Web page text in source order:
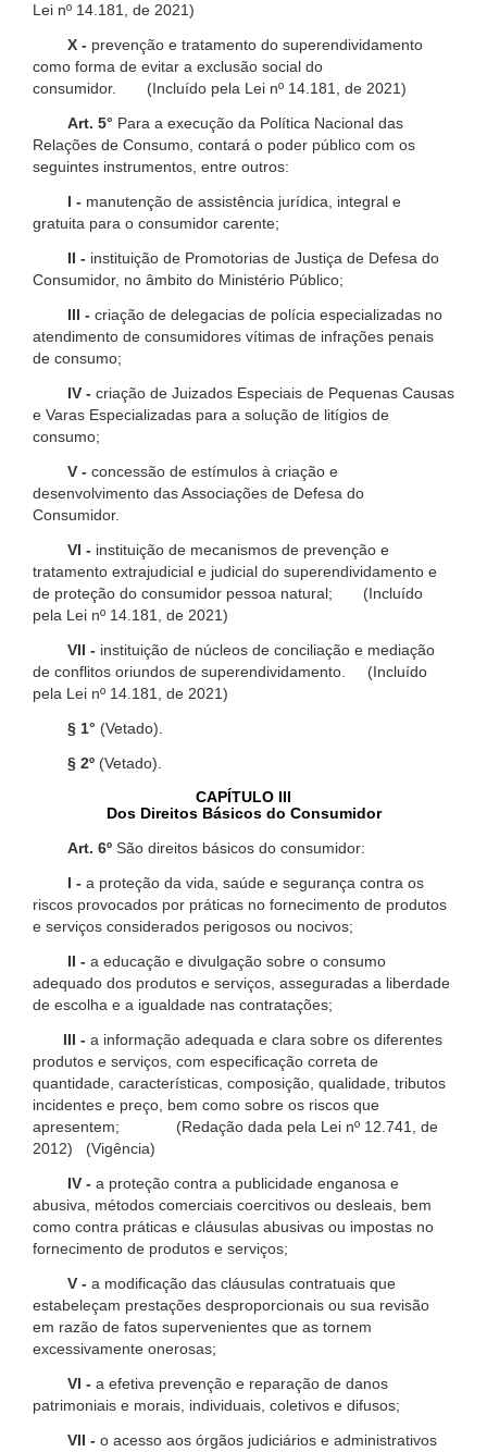
Lei nº 14.181, de 2021)
X - prevenção e tratamento do superendividamento
como forma de evitar a exclusão social do
consumidor. (Incluído pela Lei nº 14.181, de 2021)
Art. 5° Para a execução da Política Nacional das
Relações de Consumo, contará o poder público com os
seguintes instrumentos, entre outros:
I - manutenção de assistência jurídica, integral e
gratuita para o consumidor carente;
II - instituição de Promotorias de Justiça de Defesa do
Consumidor, no âmbito do Ministério Público;
III - criação de delegacias de polícia especializadas no
atendimento de consumidores vítimas de infrações penais
de consumo;
IV - criação de Juizados Especiais de Pequenas Causas
e Varas Especializadas para a solução de litígios de
consumo;
V - concessão de estímulos à criação e
desenvolvimento das Associações de Defesa do
Consumidor.
VI - instituição de mecanismos de prevenção e
tratamento extrajudicial e judicial do superendividamento e
de proteção do consumidor pessoa natural; (Incluído
pela Lei nº 14.181, de 2021)
VII - instituição de núcleos de conciliação e mediação
de conflitos oriundos de superendividamento. (Incluído
pela Lei nº 14.181, de 2021)
§ 1° (Vetado).
§ 2º (Vetado).
CAPÍTULO III
Dos Direitos Básicos do Consumidor
Art. 6º São direitos básicos do consumidor:
I - a proteção da vida, saúde e segurança contra os
riscos provocados por práticas no fornecimento de produtos
e serviços considerados perigosos ou nocivos;
II - a educação e divulgação sobre o consumo
adequado dos produtos e serviços, asseguradas a liberdade
de escolha e a igualdade nas contratações;
III - a informação adequada e clara sobre os diferentes
produtos e serviços, com especificação correta de
quantidade, características, composição, qualidade, tributos
incidentes e preço, bem como sobre os riscos que
apresentem; (Redação dada pela Lei nº 12.741, de
2012) (Vigência)
IV - a proteção contra a publicidade enganosa e
abusiva, métodos comerciais coercitivos ou desleais, bem
como contra práticas e cláusulas abusivas ou impostas no
fornecimento de produtos e serviços;
V - a modificação das cláusulas contratuais que
estabeleçam prestações desproporcionais ou sua revisão
em razão de fatos supervenientes que as tornem
excessivamente onerosas;
VI - a efetiva prevenção e reparação de danos
patrimoniais e morais, individuais, coletivos e difusos;
VII - o acesso aos órgãos judiciários e administrativos